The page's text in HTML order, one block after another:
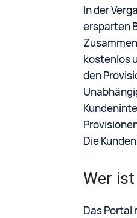
In der
ersparten
kostenlos
den
Die
Wer
Das Portal